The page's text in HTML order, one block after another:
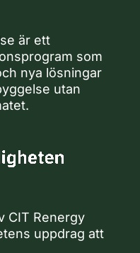
är ett
som
nya lösningar
utan
CIT Renergy
uppdrag att